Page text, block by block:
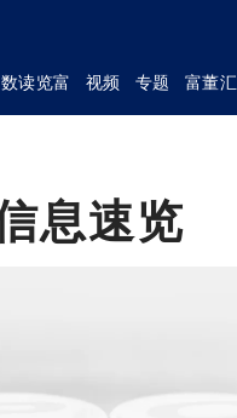
数读览富 视频 专题 富董汇
息速览